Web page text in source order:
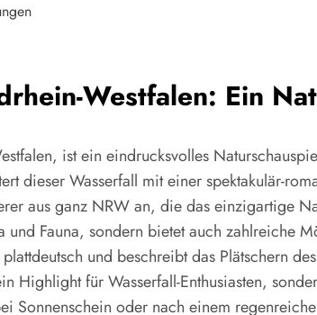
Westfalen: Ein
ist ein eindrucksvolles
dieser Wasserfall mit einer spektakulär-
aus ganz NRW an, die das einzigartige
Fauna, sondern bietet auch zahlreiche
und beschreibt das Plätschern
Highlight für Wasserfall-Enthusiasten,
Sonnenschein oder nach einem